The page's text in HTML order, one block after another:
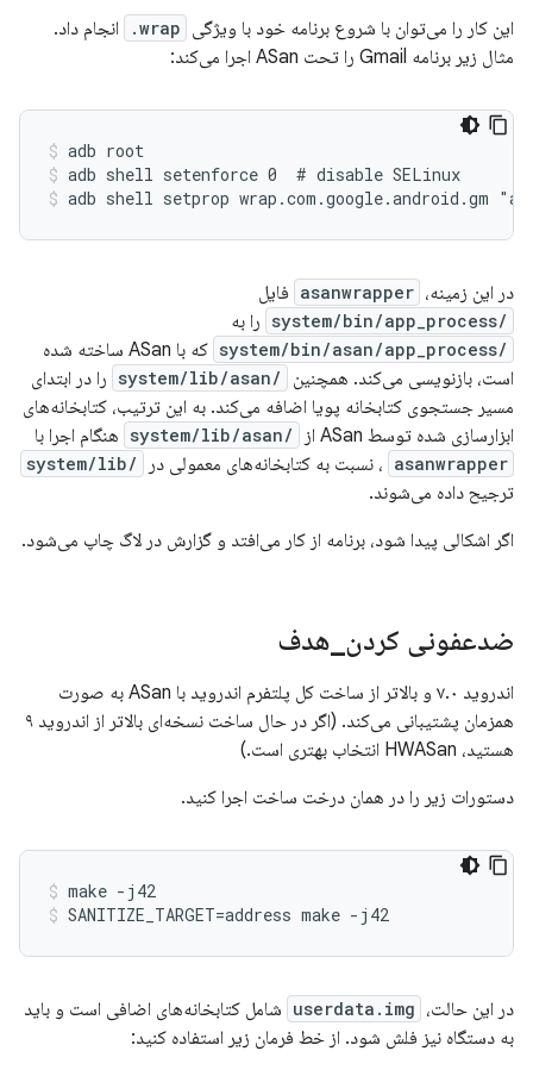
این کار را می‌توان با شروع برنامه خود با ویژگی wrap.
انجام داد.
مثال زیر برنامه Gmail را تحت ASan اجرا می‌کند:
adb root
adb shell setenforce 0  # disable SELinux
adb shell setprop wrap.com.google.android.gm
در این زمینه، asanwrapper فایل
/system/bin/app_process را به
/system/bin/asan/app_process
که با ASan ساخته شده
است، بازنویسی می‌کند. همچنین
/system/lib/asan
را در ابتدای
مسیر جستجوی کتابخانه پویا اضافه می‌کند. به این ترتیب، کتابخانه‌های
ابزارسازی شده توسط ASan از
/system/lib/asan هنگام اجرا با
asanwrapper ، نسبت به کتابخانه‌های معمولی در /system/lib
ترجیح داده می‌شوند.
اگر اشکالی پیدا شود، برنامه از کار می‌افتد و گزارش در لاگ چاپ می‌شود.
ضدعفونی کردن هدف
اندروید ۷.۰ و بالاتر از ساخت کل پلتفرم اندروید با ASan به صورت
همزمان پشتیبانی می‌کند. (اگر در حال ساخت نسخه‌ای بالاتر از اندروید ۹
هستید، HWASan انتخاب بهتری است.)
دستورات زیر را در همان درخت ساخت اجرا کنید.
make -j42
SANITIZE_TARGET=address make -j42
در این حالت، userdata.img شامل کتابخانه‌های اضافی است و باید
به دستگاه نیز فلش شود. از خط فرمان زیر استفاده کنید: